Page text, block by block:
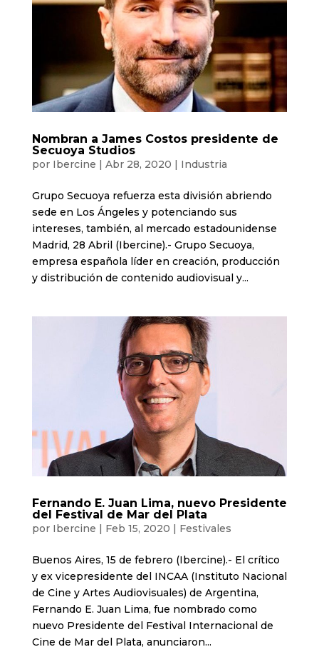
Nombran a James Costos presidente de
Secuoya Studios
por Ibercine | Abr 28, 2020 | Industria
Grupo Secuoya refuerza esta división abriendo
sede en Los Ángeles y potenciando sus
intereses, también, al mercado estadounidense
Madrid, 28 Abril (Ibercine).- Grupo Secuoya,
empresa española líder en creación, producción
y distribución de contenido audiovisual y...
Fernando E. Juan Lima, nuevo Presidente
del Festival de Mar del Plata
por Ibercine | Feb 15, 2020 | Festivales
Buenos Aires, 15 de febrero (Ibercine).- El crítico
y ex vicepresidente del INCAA (Instituto Nacional
de Cine y Artes Audiovisuales) de Argentina,
Fernando E. Juan Lima, fue nombrado como
nuevo Presidente del Festival Internacional de
Cine de Mar del Plata, anunciaron...